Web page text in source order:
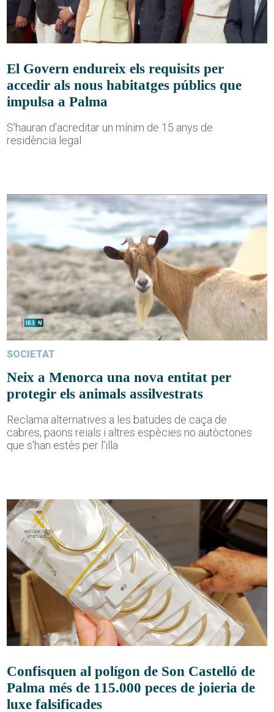
El Govern endureix els requisits per
accedir als nous habitatges públics que
impulsa a Palma
S'hauran d'acreditar un mínim de 15 anys de
residència legal
SOCIETAT
Neix a Menorca una nova entitat per
protegir els animals assilvestrats
Reclama alternatives a les batudes de caça de
cabres, paons reials i altres espècies no autòctones
que s'han estès per l'illa
Confisquen al polígon de Son Castelló de
Palma més de 115.000 peces de joieria de
luxe falsificades